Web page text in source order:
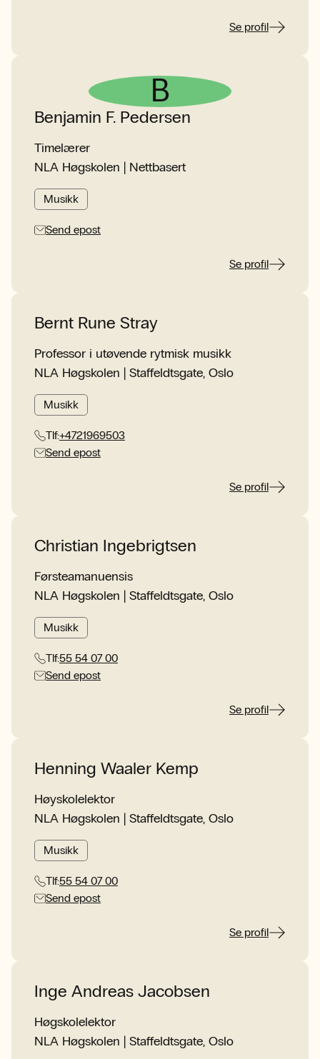
Se profil
B
Benjamin F. Pedersen
Timelærer
NLA Høgskolen | Nettbasert
Musikk
Send epost
Se profil
Bernt Rune Stray
Professor i utøvende rytmisk musikk
NLA Høgskolen | Staffeldtsgate, Oslo
Musikk
Tlf:+4721969503
Send epost
Se profil
Christian Ingebrigtsen
Førsteamanuensis
NLA Høgskolen | Staffeldtsgate, Oslo
Musikk
Tlf:55 54 07 00
Send epost
Se profil
Henning Waaler Kemp
Høyskolelektor
NLA Høgskolen | Staffeldtsgate, Oslo
Musikk
Tlf:55 54 07 00
Send epost
Se profil
Inge Andreas Jacobsen
Høgskolelektor
NLA Høgskolen | Staffeldtsgate, Oslo